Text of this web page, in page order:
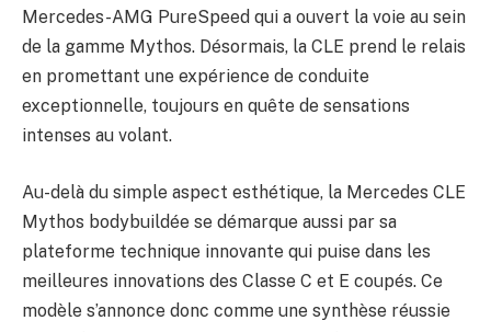
Mercedes-AMG PureSpeed qui a ouvert la voie au sein
de la gamme Mythos. Désormais, la CLE prend le relais
en promettant une expérience de conduite
exceptionnelle, toujours en quête de sensations
intenses au volant.
Au-delà du simple aspect esthétique, la Mercedes CLE
Mythos bodybuildée se démarque aussi par sa
plateforme technique innovante qui puise dans les
meilleures innovations des Classe C et E coupés. Ce
modèle s’annonce donc comme une synthèse réussie